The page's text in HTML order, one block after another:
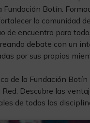
Botín.
la comunidad
de encuentro para
debate con un
por sus propios
de la Fundación Botín
Descubre las
de todas las